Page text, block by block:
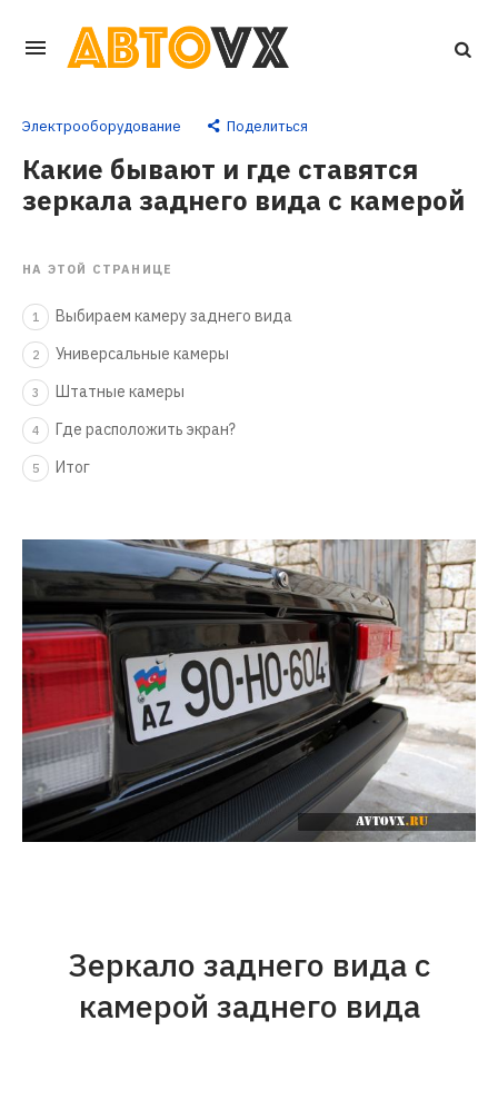
Перейти
контенту
Электрооборудование Поделиться
Какие бывают и где ставятся
зеркала заднего вида с камерой
НА ЭТОЙ СТРАНИЦЕ
1 Выбираем камеру заднего вида
2 Универсальные камеры
3 Штатные камеры
4 Где расположить экран?
5 Итог
Зеркало заднего вида с
камерой заднего вида